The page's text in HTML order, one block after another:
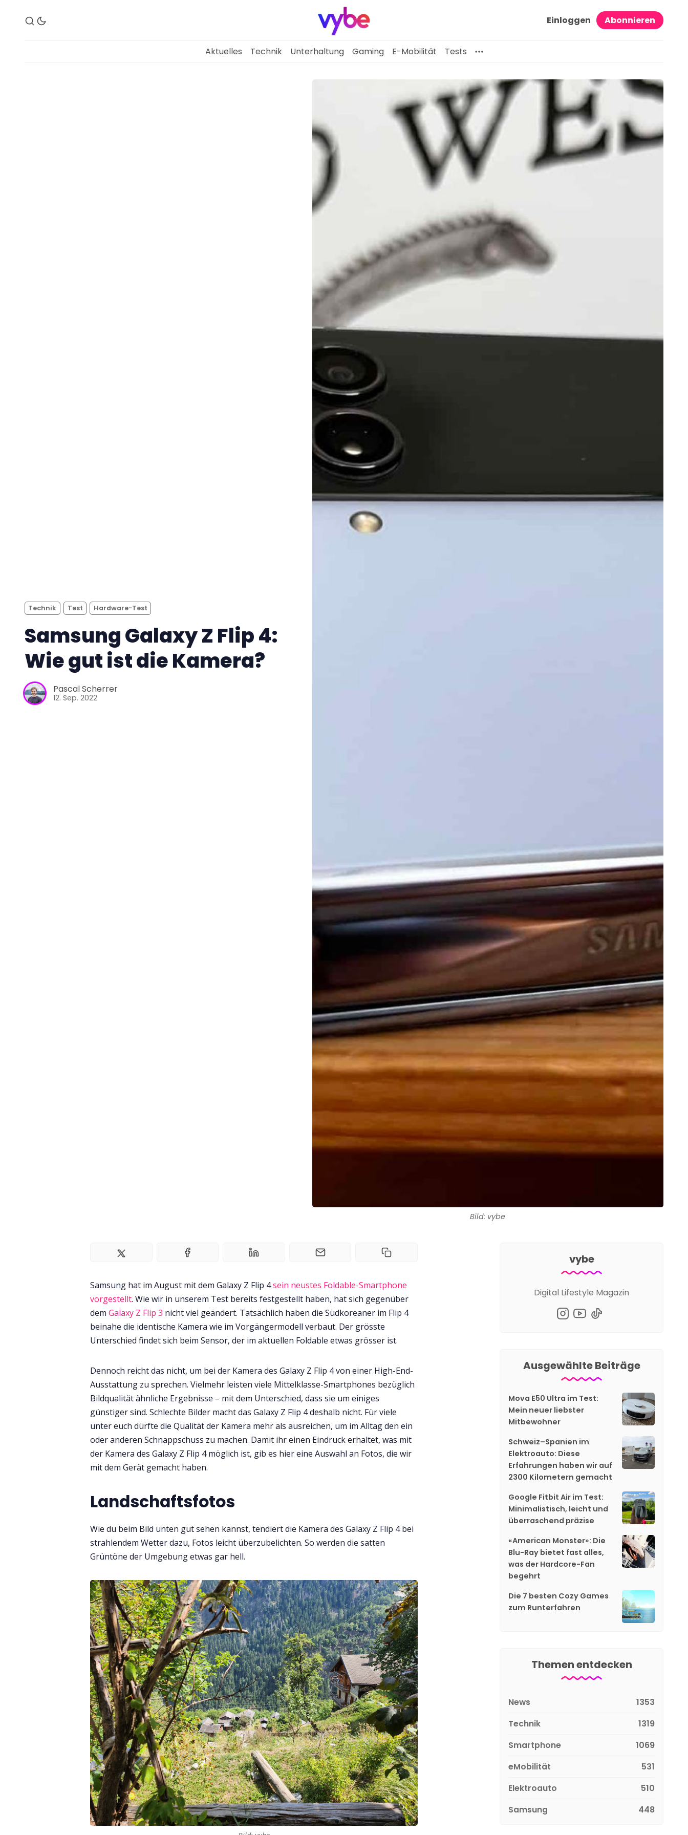
Technik
Gaming
Tests
Über uns
Team
Zusammenarbeit
Kontakt
Impressum
Einloggen Abonnieren
Aktuelles Technik Unterhaltung Gaming E-Mobilität Tests
Bild: vybe
Technik Test Hardware-Test
Samsung Galaxy Z Flip 4:
Wie gut ist die Kamera?
Pascal Scherrer
12. Sep. 2022
Samsung hat im August mit dem Galaxy Z Flip 4sein neustes Foldable-Smartphone
vorgestellt. Wie wir in unserem Test bereits festgestellt haben, hat sich gegenüber
dem Galaxy Z Flip 3 nicht viel geändert. Tatsächlich haben die Südkoreaner im Flip 4
beinahe die identische Kamera wie im Vorgängermodell verbaut. Der grösste
Unterschied findet sich beim Sensor, der im aktuellen Foldable etwas grösser ist.
Dennoch reicht das nicht, um bei der Kamera des Galaxy Z Flip 4 von einer High-End-
Ausstattung zu sprechen. Vielmehr leisten viele Mittelklasse-Smartphones bezüglich
Bildqualität ähnliche Ergebnisse – mit dem Unterschied, dass sie um einiges
günstiger sind. Schlechte Bilder macht das Galaxy Z Flip 4 deshalb nicht. Für viele
unter euch dürfte die Qualität der Kamera mehr als ausreichen, um im Alltag den ein
oder anderen Schnappschuss zu machen. Damit ihr einen Eindruck erhaltet, was mit
der Kamera des Galaxy Z Flip 4 möglich ist, gib es hier eine Auswahl an Fotos, die wir
mit dem Gerät gemacht haben.
Landschaftsfotos
Wie du beim Bild unten gut sehen kannst, tendiert die Kamera des Galaxy Z Flip 4 bei
strahlendem Wetter dazu, Fotos leicht überzubelichten. So werden die satten
Grüntöne der Umgebung etwas gar hell.
vybe
Digital Lifestyle Magazin
Ausgewählte Beiträge
Mova E50 Ultra im Test:
Mein neuer liebster
Mitbewohner
Schweiz–Spanien im
Elektroauto: Diese
Erfahrungen haben wir auf
2300 Kilometern gemacht
Google Fitbit Air im Test:
Minimalistisch, leicht und
überraschend präzise
«American Monster»: Die
Blu-Ray bietet fast alles,
was der Hardcore-Fan
begehrt
Die 7 besten Cozy Games
zum Runterfahren
Themen entdecken
News
1353
Technik
1319
Smartphone
1069
eMobilität
531
Elektroauto
510
Samsung
448